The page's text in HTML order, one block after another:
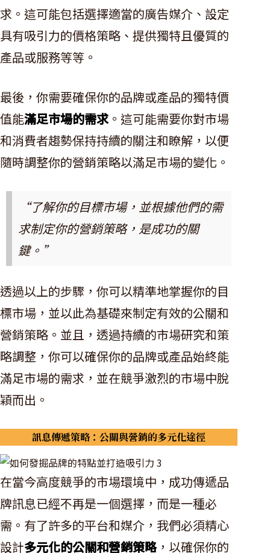
求。這可能包括選擇適當的廣告媒介、設定
具有吸引力的價格策略、提供獨特且優質的
產品或服務等等。
最後，你需要確保你的品牌或產品的獨特價
值能滿足市場的需求。這可能需要你對市場
和消費者趨勢保持持續的關注和瞭解，以便
隨時調整你的營銷策略以滿足市場的變化。
“了解你的目標市場，並根據他們的需
求制定你的營銷策略，是成功的關
鍵。”
透過以上的步驟，你可以精準地掌握你的目
標市場，並以此為基礎來制定有效的公關和
營銷策略。並且，透過持續的市場研究和策
略調整，你可以確保你的品牌或產品始終能
滿足市場的需求，並在競爭激烈的市場中脫
穎而出。
訊息傳遞策略：公關與營銷的多元化途徑
在當今高度競爭的市場環境中，成功傳遞品
牌訊息已經不再是一個選擇，而是一種必
需。有了許多的平台和媒介，我們必須精心
設計多元化的公關和營銷策略，以確保你的